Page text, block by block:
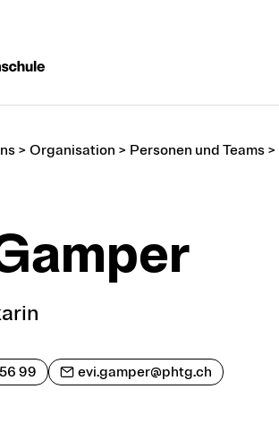
> Organisation > Personen und Teams >
99 evi.gamper@phtg.ch